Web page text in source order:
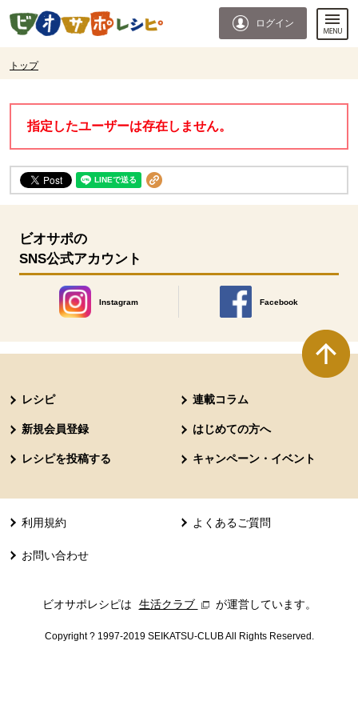
ページの先頭です。
ログイン
トップ
現在位置ここまで
指定したユーザーは存在しません。
ビオサポの
SNS公式アカウント
Instagram
別のウィンドウで開きます。
Facebook
別のウィンドウで開きます
レシピ 連載コラム
新規会員登録 はじめての方へ
レシピを投稿する キャンペーン・イベント
利用規約 よくあるご質問
お問い合わせ
ビオサポレシピは 生活クラブ 別のウィンドウで開きます。
が運営しています。
Copyright ? 1997-2019 SEIKATSU-CLUB All Rights Reserved.